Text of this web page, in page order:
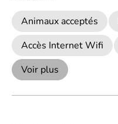
Animaux acceptés
Accès Internet Wifi
Voir plus